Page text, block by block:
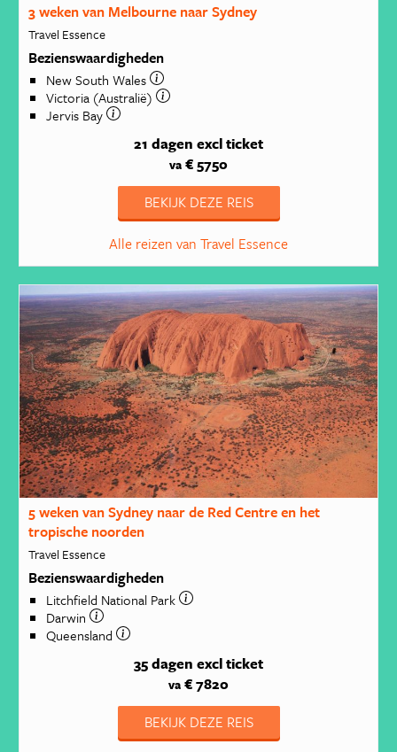
3 weken van Melbourne naar Sydney
Travel Essence
Bezienswaardigheden
New South Wales
Victoria (Australië)
Jervis Bay
21 dagen excl ticket
va € 5750
BEKIJK DEZE REIS
Alle reizen van Travel Essence
5 weken van Sydney naar de Red Centre en het
tropische noorden
Travel Essence
Bezienswaardigheden
Litchfield National Park
Darwin
Queensland
35 dagen excl ticket
va € 7820
BEKIJK DEZE REIS